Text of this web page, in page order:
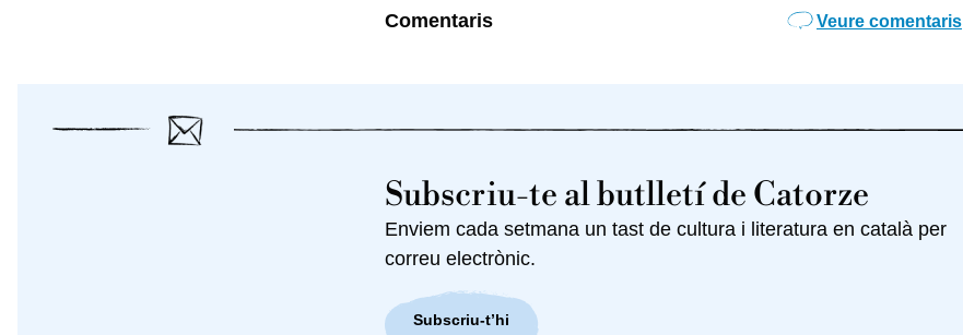
Comentaris Veure comentaris
Subscriu-te al butlletí de Catorze
Enviem cada setmana un tast de cultura i literatura en català per
correu electrònic.
Subscriu-t’hi